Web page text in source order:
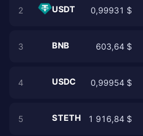
2 USDT 0,99931 $
3 BNB 603,64 $
4 USDC 0,99954 $
5 STETH 1 916,84 $